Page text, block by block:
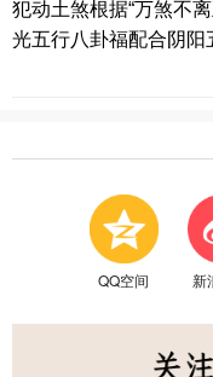
犯动土煞根据“万煞不
光五行八卦福配合阴阳
QQ空间 新